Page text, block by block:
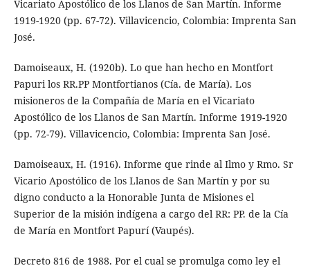
Vicariato Apostólico de los Llanos de San Martín. Informe
1919-1920 (pp. 67-72). Villavicencio, Colombia: Imprenta San
José.
Damoiseaux, H. (1920b). Lo que han hecho en Montfort
Papuri los RR.PP Montfortianos (Cía. de María). Los
misioneros de la Compañía de María en el Vicariato
Apostólico de los Llanos de San Martín. Informe 1919-1920
(pp. 72-79). Villavicencio, Colombia: Imprenta San José.
Damoiseaux, H. (1916). Informe que rinde al Ilmo y Rmo. Sr
Vicario Apostólico de los Llanos de San Martín y por su
digno conducto a la Honorable Junta de Misiones el
Superior de la misión indígena a cargo del RR: PP. de la Cía
de María en Montfort Papurí (Vaupés).
Decreto 816 de 1988. Por el cual se promulga como ley el